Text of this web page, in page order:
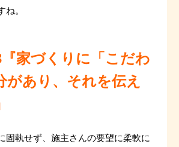
ね。
家づくりに「こだわ
があり、それを伝え
固執せず、施主さんの要望に柔軟に